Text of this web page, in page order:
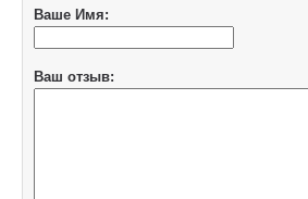
Ваше Имя:
Ваш отзыв: